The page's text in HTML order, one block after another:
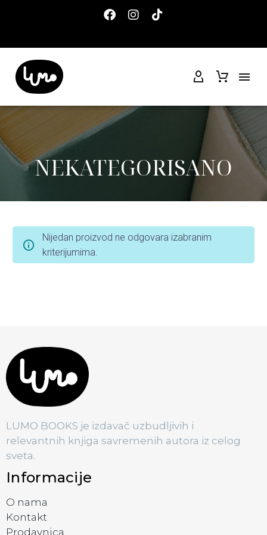
NEKATEGORISANO
Nijedan proizvod ne odgovara izabranim
kriterijumima.
LUMO BOOKS je izdavač uzbudljivih i
relevantnih knjiga savremenih autora iz celog
sveta.
Informacije
O nama
Kontakt
Prodavnica